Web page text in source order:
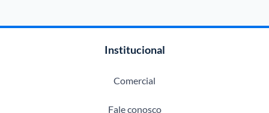
Institucional
Comercial
Fale conosco